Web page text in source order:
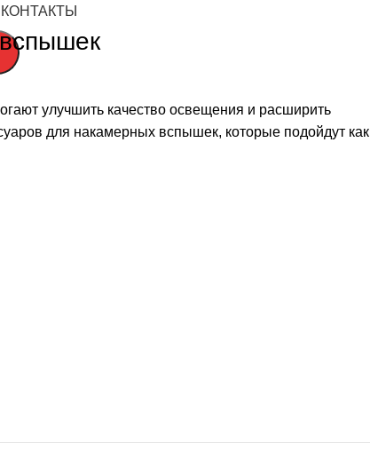
КОНТАКТЫ
улучшить качество освещения и расширить
для накамерных вспышек, которые подойдут как